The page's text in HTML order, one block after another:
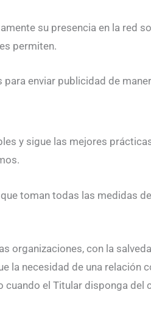
su presencia en la red
permiten.
enviar publicidad de
y sigue las mejores
toman todas las medidas
organizaciones, con la
la necesidad de una relación
el Titular disponga del